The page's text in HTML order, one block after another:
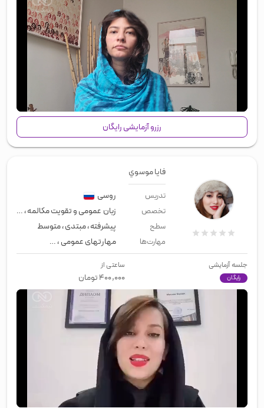
00:00/01:04
رزرو آزمایشی رایگان
فايا موسوي
تدریس روسی
تخصص زبان عمومی و تقویت مکالمه،زبان
سطح پیشرفته،مبتدی،متوسط
مهارت‌ها مهارتهای عمومی،زبان عمومی
جلسه آزمایشی
رایگان
ساعتی از
۴۰۰,۰۰۰تومان
00:00